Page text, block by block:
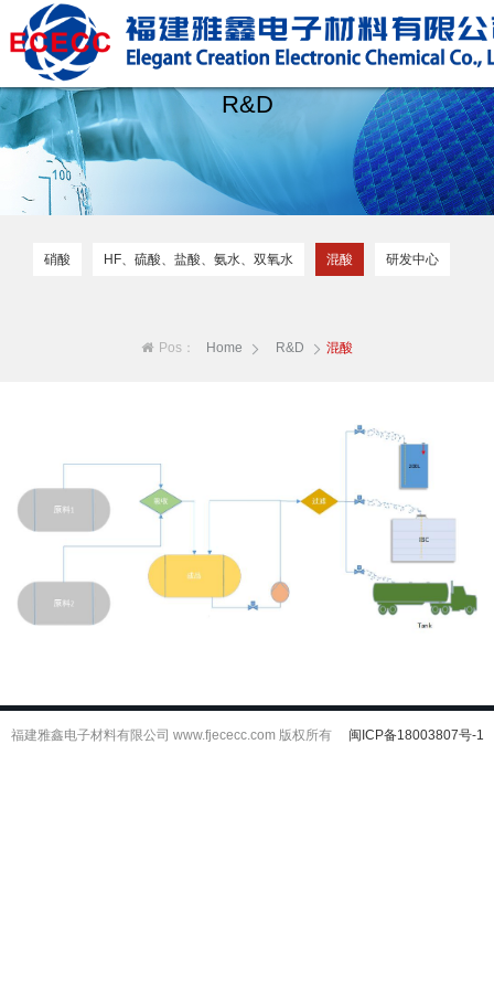
R&D
硝酸 HF、硫酸、盐酸、氨水、双氧水 混酸 研发中心
Pos： Home R&D 混酸
福建雅鑫电子材料有限公司 www.fjececc.com 版权所有 闽ICP备18003807号-1